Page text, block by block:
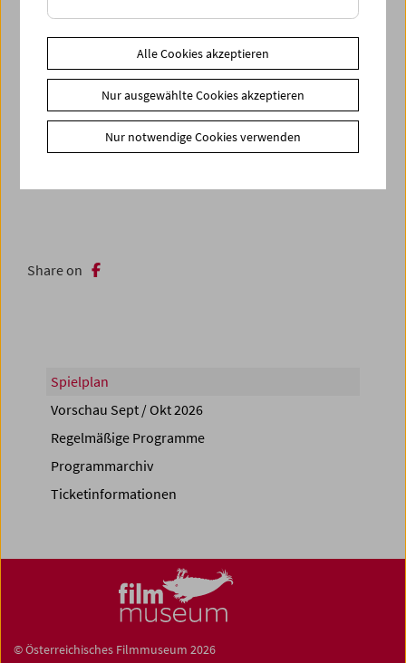
Endlich wieder Kino!
Höhepunkte des Films aus der Sammlung des
Österreichischen Filmmuseums
Share on
Spielplan
Vorschau Sept / Okt 2026
Regelmäßige Programme
Programmarchiv
Ticketinformationen
© Österreichisches Filmmuseum 2026
Alle Cookies akzeptieren
Nur ausgewählte Cookies akzeptieren
Nur notwendige Cookies verwenden